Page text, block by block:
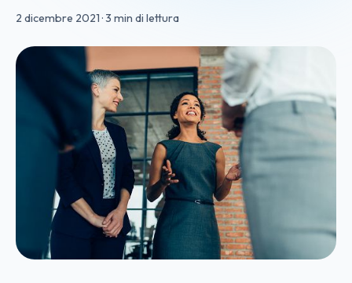
2 dicembre 2021 ·3 min di lettura